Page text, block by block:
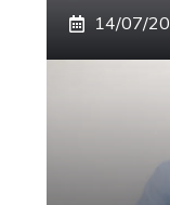
14/07/